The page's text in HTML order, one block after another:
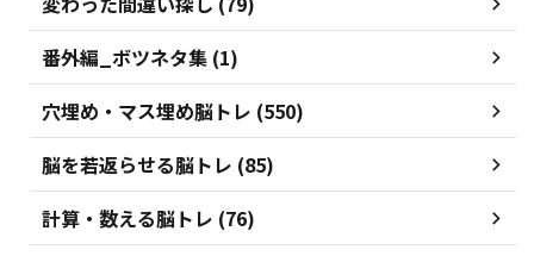
番外編_ボツネタ集 (1)
穴埋め・マス埋め脳トレ (550)
脳を若返らせる脳トレ (85)
計算・数える脳トレ (76)